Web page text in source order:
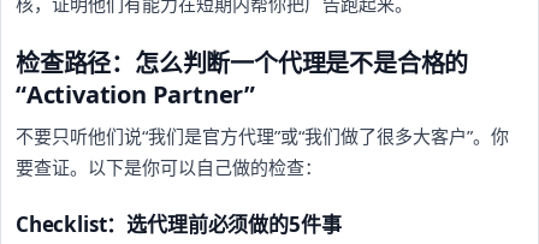
检查路径：怎么判断一个代理是不是合格的
“Activation Partner”
不要只听他们说“我们是官方代理”或“我们做了很多大客户”。你
要查证。以下是你可以自己做的检查：
Checklist：选代理前必须做的5件事